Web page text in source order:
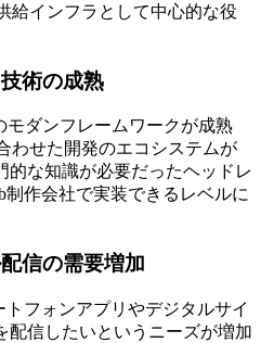
給インフラとして中心的な役
術の成熟
モダンフレームワークが成熟
わせた開発のエコシステムが
的な知識が必要だったヘッドレ
制作会社で実装できるレベルに
信の需要増加
フォンアプリやデジタルサイ
配信したいというニーズが増加